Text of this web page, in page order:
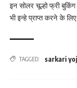
इन सोलर चूल्हो फ्री
भी इन्हे प्राप्त करने के
TAGGED: sarkari